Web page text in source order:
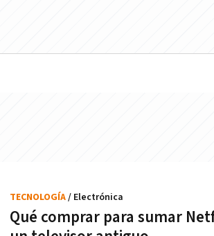
Qué comprar para sumar
TECNOLOGÍA/ Electrónica